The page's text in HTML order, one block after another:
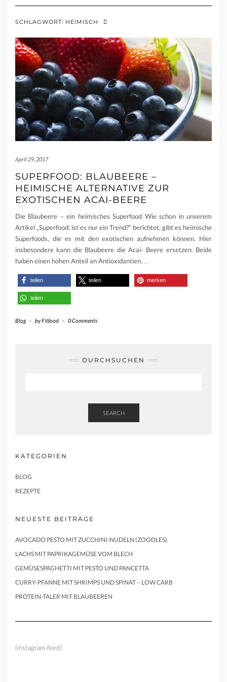
SCHLAGWORT: HEIMISCH
April 29, 2017
SUPERFOOD: BLAUBEERE –
HEIMISCHE ALTERNATIVE ZUR
EXOTISCHEN ACAI-BEERE
Die Blaubeere – ein heimisches Superfood Wie schon in unserem
Artikel „Superfood: ist es nur ein Trend?“ berichtet, gibt es heimische
Superfoods, die es mit den exotischen aufnehmen können. Hier
insbesondere kann die Blaubeere die Acai- Beere ersetzen. Beide
haben einen hohen Anteil an Antioxidantien. …
teilen teilen merken
teilen
Blog - byFitfood - 0 Comments
DURCHSUCHEN
SEARCH
KATEGORIEN
BLOG
REZEPTE
NEUESTE BEITRÄGE
AVOCADO PESTO MIT ZUCCHINI-NUDELN (ZOODLES)
LACHS MIT PAPRIKAGEMÜSE VOM BLECH
GEMÜSESPAGHETTI MIT PESTO UND PANCETTA
CURRY-PFANNE MIT SHRIMPS UND SPINAT – LOW CARB
PROTEIN-TALER MIT BLAUBEEREN
[instagram-feed]